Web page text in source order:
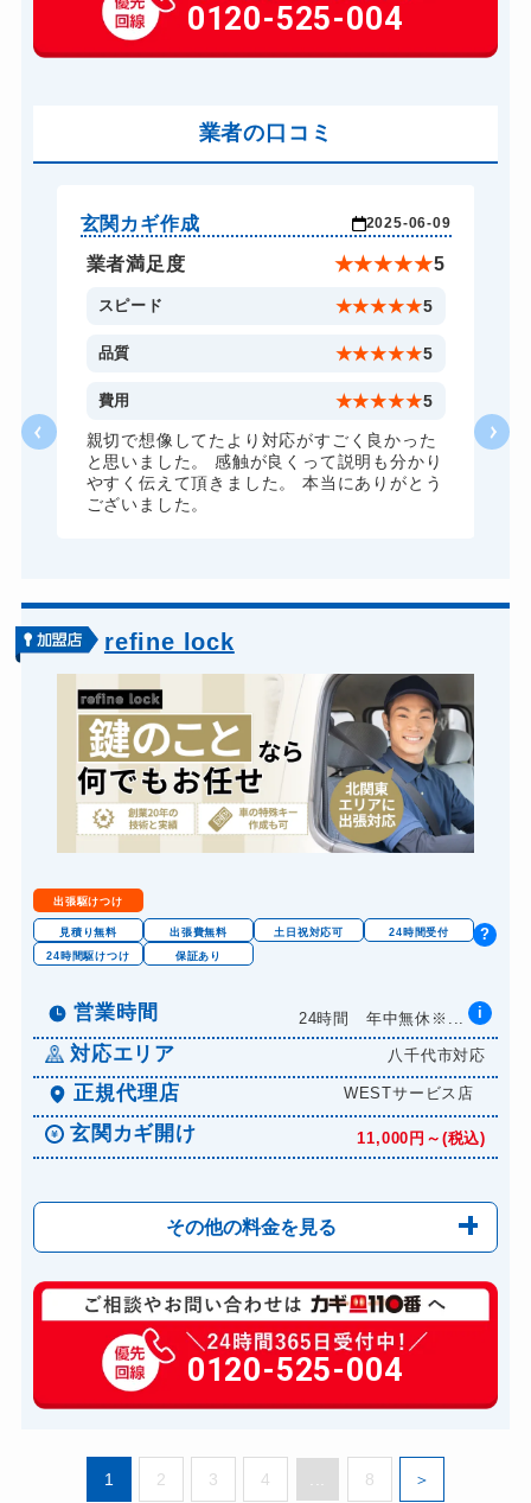
別途お見積り
玄関カギ交換 16,500円～(税込)
バイクカギ開け
スーツケースカギ開け 13,200円～(税込)
スーツケースカギ作成 19,800円～(税込)
金庫カギ開け 13,200円～(税込)
金庫カギ修理 16,500円～(税込)
13,200円～(税込)
ドアノブカギ開け 16,500円～(税込)
ドアノブカギ作成
0120-525-004
業者の口コミ
玄関カギ作成 2025-06-09
業者満足度 ★★★★★5
スピード ★★★★★5
品質 ★★★★★5
費用 ★★★★★5
親切で想像してたより対応がすごく良かった
と思いました。 感触が良くって説明も分かり
やすく伝えて頂きました。 本当にありがとう
ございました。
refine lock
出張駆けつけ
見積り無料 出張費無料 土日祝対応可
24時間受付
24時間駆けつけ
保証あり
営業時間 24時間 年中無休※... i
対応エリア 八千代市対応
正規代理店 WESTサービス店
?
玄関カギ開け 11,000円～(税込)
その他の料金を見る
玄関カギ修理 6,600円～(税込)
玄関カギ作成 14,300円～(税込)
玄関カギ交換 14,300円～(税込)
バイクカギ開け 13,200円～(税込)
0120-525-004
1 2 3 4 ... 8